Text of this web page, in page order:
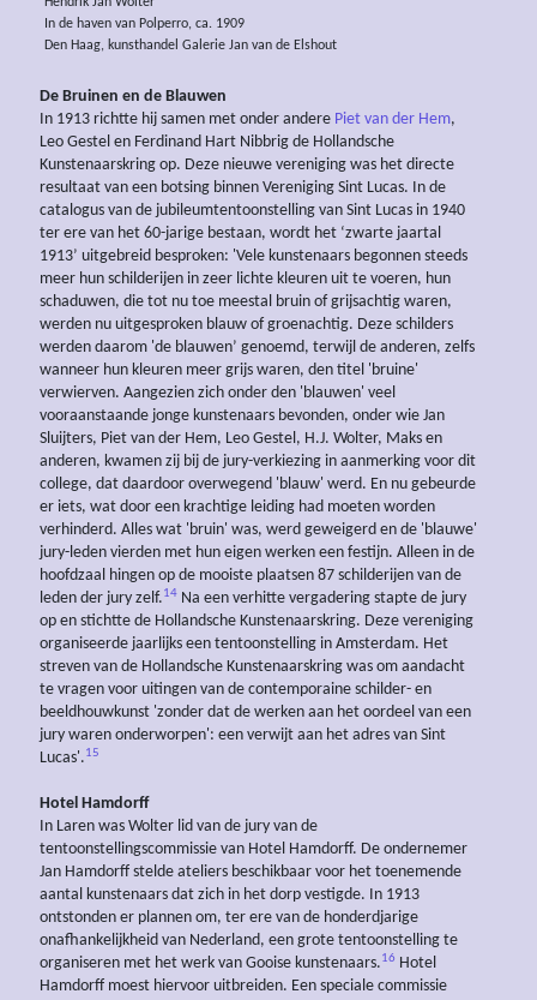
In de haven van Polperro, ca. 1909
Den Haag, kunsthandel Galerie Jan van de Elshout
De Bruinen en de Blauwen
In 1913 richtte hij samen met onder andere Piet van der Hem,
Leo Gestel en Ferdinand Hart Nibbrig de Hollandsche
Kunstenaarskring op. Deze nieuwe vereniging was het directe
resultaat van een botsing binnen Vereniging Sint Lucas. In de
catalogus van de jubileumtentoonstelling van Sint Lucas in 1940
ter ere van het 60-jarige bestaan, wordt het ‘zwarte jaartal
1913’ uitgebreid besproken: 'Vele kunstenaars begonnen steeds
meer hun schilderijen in zeer lichte kleuren uit te voeren, hun
schaduwen, die tot nu toe meestal bruin of grijsachtig waren,
werden nu uitgesproken blauw of groenachtig. Deze schilders
werden daarom 'de blauwen’ genoemd, terwijl de anderen, zelfs
wanneer hun kleuren meer grijs waren, den titel 'bruine'
verwierven. Aangezien zich onder den 'blauwen' veel
vooraanstaande jonge kunstenaars bevonden, onder wie Jan
Sluijters, Piet van der Hem, Leo Gestel, H.J. Wolter, Maks en
anderen, kwamen zij bij de jury-verkiezing in aanmerking voor dit
college, dat daardoor overwegend 'blauw' werd. En nu gebeurde
er iets, wat door een krachtige leiding had moeten worden
verhinderd. Alles wat 'bruin' was, werd geweigerd en de 'blauwe'
jury-leden vierden met hun eigen werken een festijn. Alleen in de
hoofdzaal hingen op de mooiste plaatsen 87 schilderijen van de
leden der jury zelf.14 Na een verhitte vergadering stapte de jury
op en stichtte de Hollandsche Kunstenaarskring. Deze vereniging
organiseerde jaarlijks een tentoonstelling in Amsterdam. Het
streven van de Hollandsche Kunstenaarskring was om aandacht
te vragen voor uitingen van de contemporaine schilder- en
beeldhouwkunst 'zonder dat de werken aan het oordeel van een
jury waren onderworpen': een verwijt aan het adres van Sint
Lucas'.15
Hotel Hamdorff
In Laren was Wolter lid van de jury van de
tentoonstellingscommissie van Hotel Hamdorff. De ondernemer
Jan Hamdorff stelde ateliers beschikbaar voor het toenemende
aantal kunstenaars dat zich in het dorp vestigde. In 1913
ontstonden er plannen om, ter ere van de honderdjarige
onafhankelijkheid van Nederland, een grote tentoonstelling te
organiseren met het werk van Gooise kunstenaars.16 Hotel
Hamdorff moest hiervoor uitbreiden. Een speciale commissie